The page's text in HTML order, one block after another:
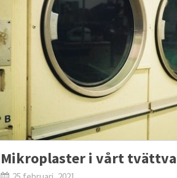
Mikroplaster i vårt